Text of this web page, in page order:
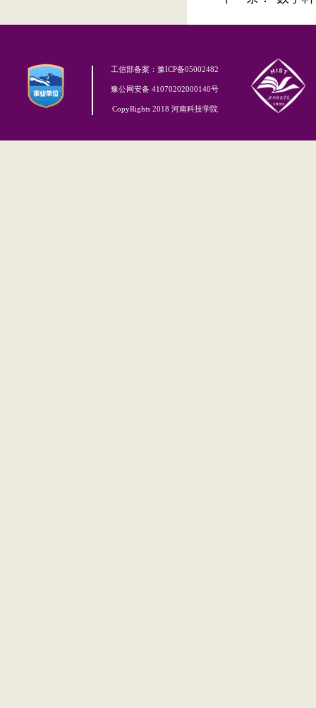
工信部备案：豫ICP备05002482
豫公网安备 41070202000140号
CopyRights 2018 河南科技学院